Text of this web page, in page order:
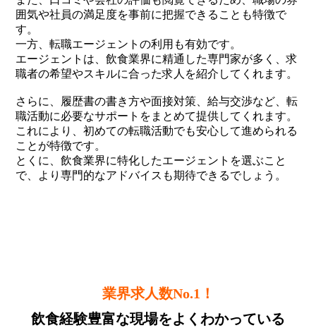
囲気や社員の満足度を事前に把握できることも特徴で
す。
一方、転職エージェントの利用も有効です。
エージェントは、飲食業界に精通した専門家が多く、求
職者の希望やスキルに合った求人を紹介してくれます。
さらに、履歴書の書き方や面接対策、給与交渉など、転
職活動に必要なサポートをまとめて提供してくれます。
これにより、初めての転職活動でも安心して進められる
ことが特徴です。
とくに、飲食業界に特化したエージェントを選ぶこと
で、より専門的なアドバイスも期待できるでしょう。
業界求人数No.1！
飲食経験豊富な現場をよくわかっている